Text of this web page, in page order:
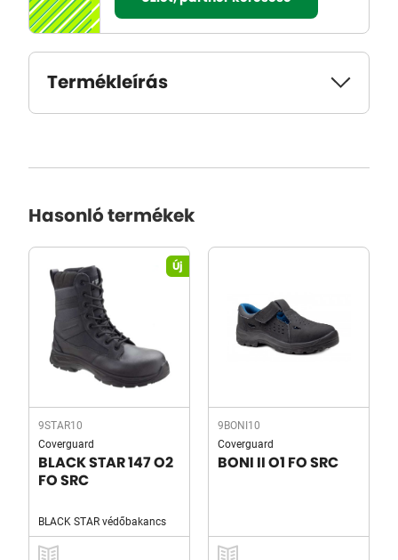
Termékleírás
Hasonló termékek
Új
9STAR10
Coverguard
BLACK STAR 147 O2
FO SRC
BLACK STAR védőbakancs
9BONI10
Coverguard
BONI II O1 FO SRC